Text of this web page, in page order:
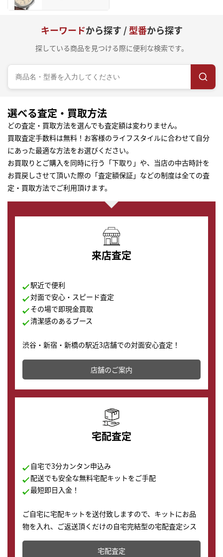
キーワードから探す /型番から探す
探している商品を見つける際に便利な検索です。
選べる査定・買取方法
どの査定・買取方法を選んでも査定額は変わりません。
買取査定手数料は無料！お客様のライフスタイルに合わせて自分
にあった最適な方法をお選びください。
お買取りとご購入を同時に行う「下取り」や、当店の中古時計を
お買戻しさせて頂いた際の「査定額保証」などの制度は全ての査
定・買取方法でご利用頂けます。
来店査定
駅近で便利
対面で安心・スピード査定
その場で即現金買取
清潔感のあるブース
渋谷・新宿・新橋の駅近3店舗での対面安心査定！
その場で現金買取致します。渋谷本店では、時計販売の
店舗を併設しており、下取りに出してお得に新しい時計
の購入もできます♪
店舗のご案内
宅配査定
自宅で3分カンタン申込み
配送でも安全な無料宅配キットをご手配
最短即日入金！
ご自宅に宅配キットを送付致しますので、キットにお品
物を入れ、ご返送頂くだけの自宅完結型の宅配査定シス
テムです。
配送でも簡単&安全に査定・買取に出すことが可能で
宅配査定